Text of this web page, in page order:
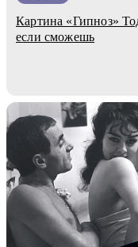
Картина «Гипноз»
если сможешь